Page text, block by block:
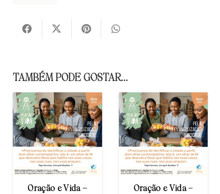
TAMBÉM PODE GOSTAR…
e Vida –
Oração e Vida –